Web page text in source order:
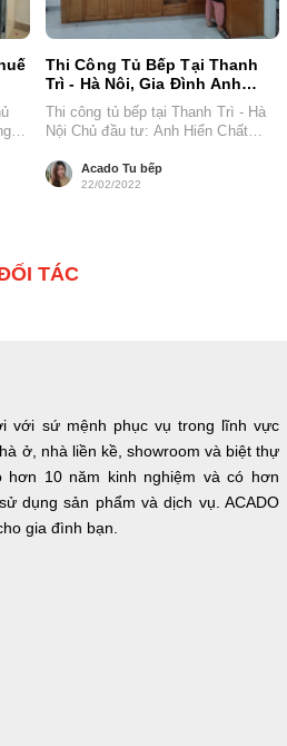
Thi Công Tủ Bếp Tại Thanh
Trì - Hà Nôi, Gia Đình Anh
Hiển
Thi công tủ bếp tại Thanh Trì - Hà
Nội Chủ đầu tư: Anh Hiển Chất
Acado Tu bếp
22/02/2022
TÁC
với sứ mệnh phục vụ trong lĩnh vực
ở, nhà liền kề, showroom và biệt thự
hơn 10 năm kinh nghiệm và có hơn
dụng sản phẩm và dịch vụ. ACADO
gia đình bạn.